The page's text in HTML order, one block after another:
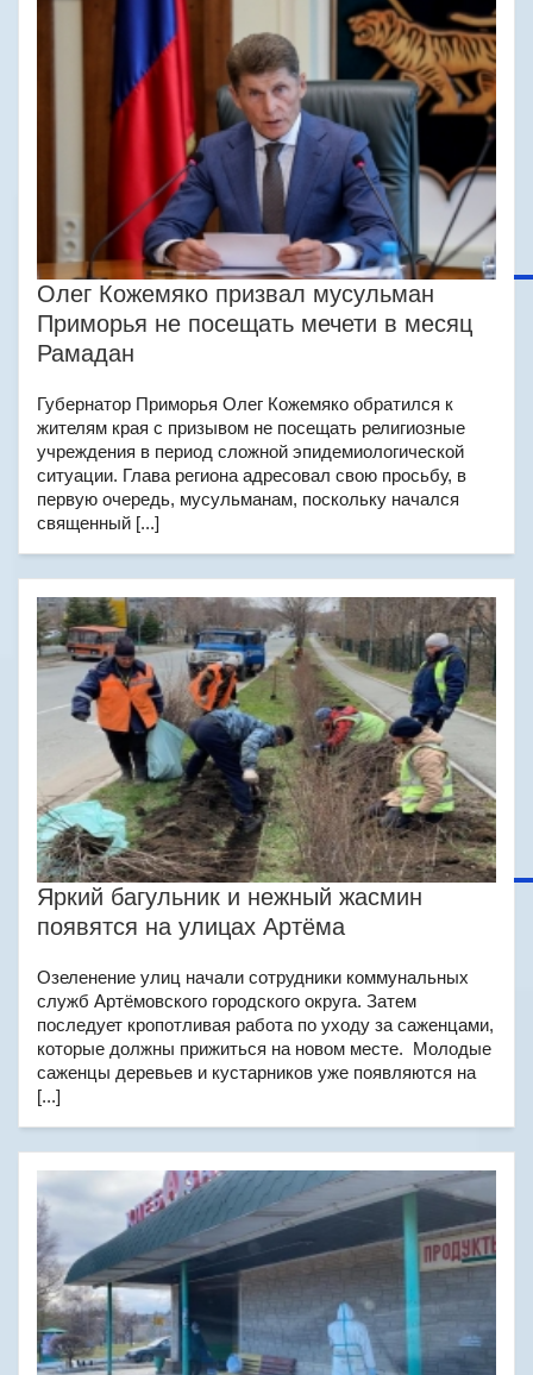
Олег Кожемяко призвал мусульман
Приморья не посещать мечети в месяц
Рамадан
Губернатор Приморья Олег Кожемяко обратился к
жителям края с призывом не посещать религиозные
учреждения в период сложной эпидемиологической
ситуации. Глава региона адресовал свою просьбу, в
первую очередь, мусульманам, поскольку начался
священный [...]
Яркий багульник и нежный жасмин
появятся на улицах Артёма
Озеленение улиц начали сотрудники коммунальных
служб Артёмовского городского округа. Затем
последует кропотливая работа по уходу за саженцами,
которые должны прижиться на новом месте. Молодые
саженцы деревьев и кустарников уже появляются на
[...]